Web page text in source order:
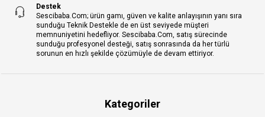
Destek
Sescibaba.Com; ürün gamı, güven ve kalite anlayışının yanı sıra
sunduğu Teknik Destekle de en üst seviyede müşteri
memnuniyetini hedefliyor. Sescibaba.Com, satış sürecinde
sunduğu profesyonel desteği, satış sonrasında da her türlü
sorunun en hızlı şekilde çözümüyle de devam ettiriyor.
Kategoriler